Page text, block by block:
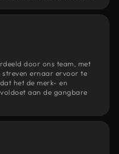
door ons team, met
ernaar ervoor te
het de merk- en
aan de gangbare